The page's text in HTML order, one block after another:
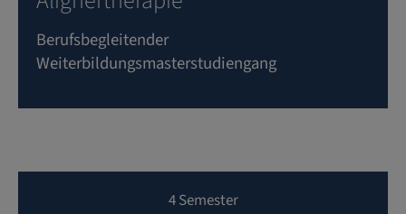
Berufsbegleitender
Weiterbildungsmasterstudiengang
4 Semester